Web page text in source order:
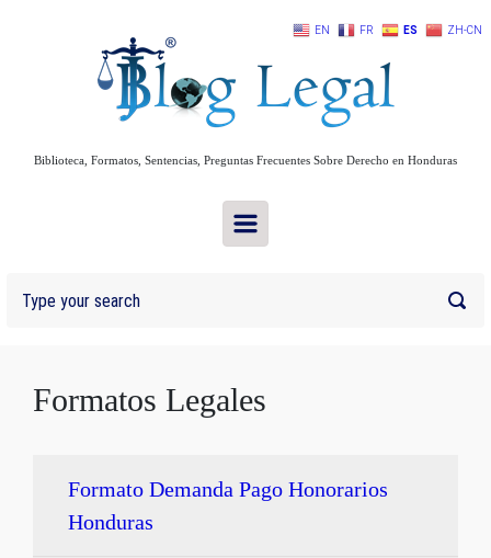
Biblioteca, Formatos, Sentencias, Preguntas Frecuentes Sobre Derecho en Honduras
Formatos Legales
Formato Demanda Pago Honorarios
Honduras
EN FR ES ZH-CN